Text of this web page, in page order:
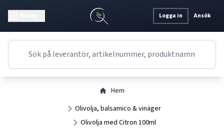
Logga in Ansök
Hem
Olivolja, balsamico & vinäger
Olivolja med Citron 100ml